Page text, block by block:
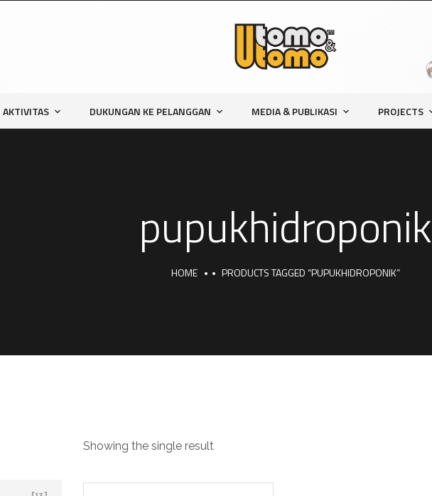
AKTIVITAS DUKUNGAN KE PELANGGAN MEDIA & PUBLIKASI PROJECTS
pupukhidroponik
HOME PRODUCTS TAGGED “PUPUKHIDROPONIK”
Showing the single result